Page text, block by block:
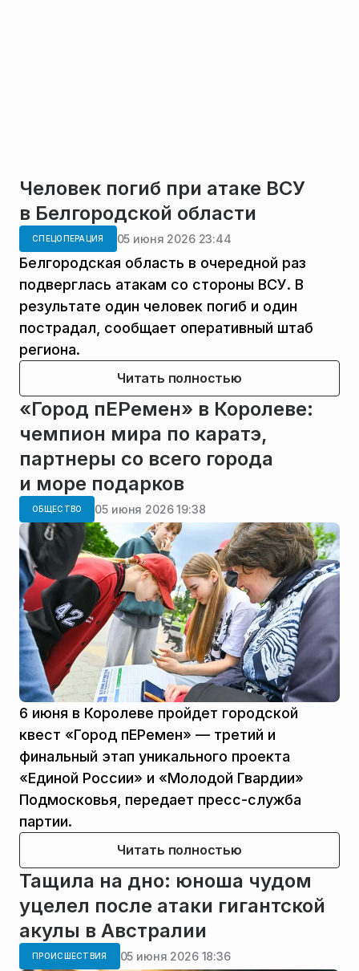
Человек погиб при атаке ВСУ
в Белгородской области
СПЕЦОПЕРАЦИЯ 05 июня 2026 23:44
Белгородская область в очередной раз
подверглась атакам со стороны ВСУ. В
результате один человек погиб и один
пострадал, сообщает оперативный штаб
региона.
Читать полностью
«Город пЕРемен» в Королеве:
чемпион мира по каратэ,
партнеры со всего города
и море подарков
ОБЩЕСТВО 05 июня 2026 19:38
6 июня в Королеве пройдет городской
квест «Город пЕРемен» — третий и
финальный этап уникального проекта
«Единой России» и «Молодой Гвардии»
Подмосковья, передает пресс-служба
партии.
Читать полностью
Тащила на дно: юноша чудом
уцелел после атаки гигантской
акулы в Австралии
ПРОИСШЕСТВИЯ 05 июня 2026 18:36